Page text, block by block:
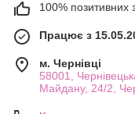
100% позитивних з
Працює з
м. Чернівці
58001,
Майдану, 24/2,